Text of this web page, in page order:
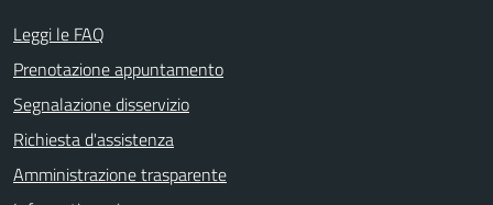
Leggi le FAQ
Prenotazione appuntamento
Segnalazione disservizio
Richiesta d'assistenza
Amministrazione trasparente